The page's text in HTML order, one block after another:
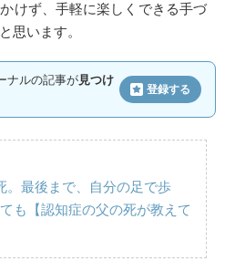
けず、手軽に楽しくできる手づ
思います。
ナルの記事が見つけ
登録する
。最後まで、自分の足で歩
も【認知症の父の死が教えて